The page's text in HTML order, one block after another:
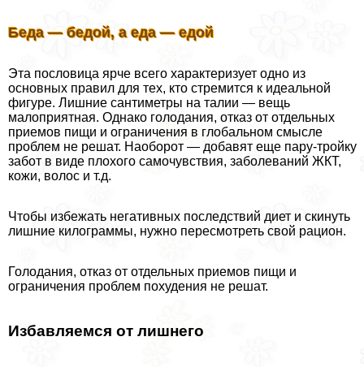
Беда — бедой, а еда — едой
Эта пословица ярче всего хаpaктеризует одно из
основных правил для тех, кто стремится к идеальной
фигуре. Лишние сантиметры на талии — вещь
малоприятная. Однако голодания, отказ от отдельных
приемов пищи и ограничения в глобальном смысле
проблем не решат. Наоборот — добавят еще пару-тройку
забот в виде плохого самочувствия, заболеваний ЖКТ,
кожи, волос и т.д.
Чтобы избежать негативных последствий диет и скинуть
лишние килограммы, нужно пересмотреть свой рацион.
Голодания, отказ от отдельных приемов пищи и
ограничения проблем похудения не решат.
Избавляемся от лишнего